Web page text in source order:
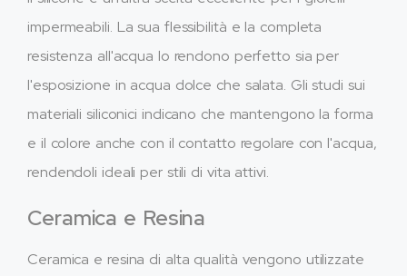
impermeabili. La sua flessibilità e la completa
resistenza all'acqua lo rendono perfetto sia per
l'esposizione in acqua dolce che salata. Gli studi sui
materiali siliconici indicano che mantengono la forma
e il colore anche con il contatto regolare con l'acqua,
rendendoli ideali per stili di vita attivi.
Ceramica e Resina
Ceramica e resina di alta qualità vengono utilizzate